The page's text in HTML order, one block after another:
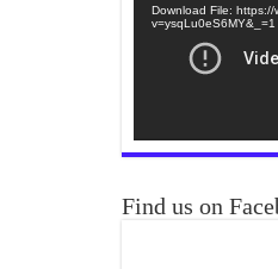
Download File: https://
v=ysqLu0eS6MY&_=1
Find us on